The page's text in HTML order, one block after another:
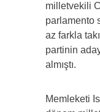
milletvekili
parlamento
az farkla
partinin
almıştı.
Memleketi